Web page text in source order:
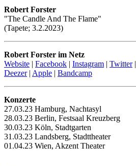
Robert Forster
"The Candle And The Flame"
(Tapete; 3.2.2023)
Robert Forster im Netz
Website | Facebook | Instagram | Twitter|
Deezer| Apple | Bandcamp
Konzerte
27.03.23 Hamburg, Nachtasyl
28.03.23 Berlin, Festsaal Kreuzberg
30.03.23 Köln, Stadtgarten
31.03.23 Landsberg, Stadttheater
01.04.23 Wien, Akzent Theater